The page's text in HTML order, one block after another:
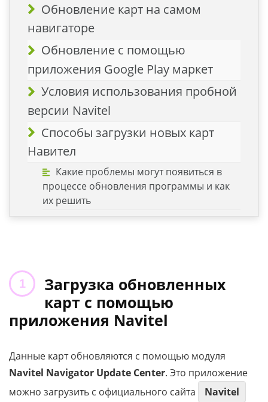
Обновление карт на самом
навигаторе
Обновление с помощью
приложения Google Play маркет
Условия использования пробной
версии Navitel
Способы загрузки новых карт
Навител
Какие проблемы могут появиться в
процессе обновления программы и как
их решить
Загрузка обновленных
карт с помощью
приложения Navitel
Данные карт обновляются с помощью модуля
Navitel Navigator Update Center. Это приложение
можно загрузить с официального сайта
Navitel